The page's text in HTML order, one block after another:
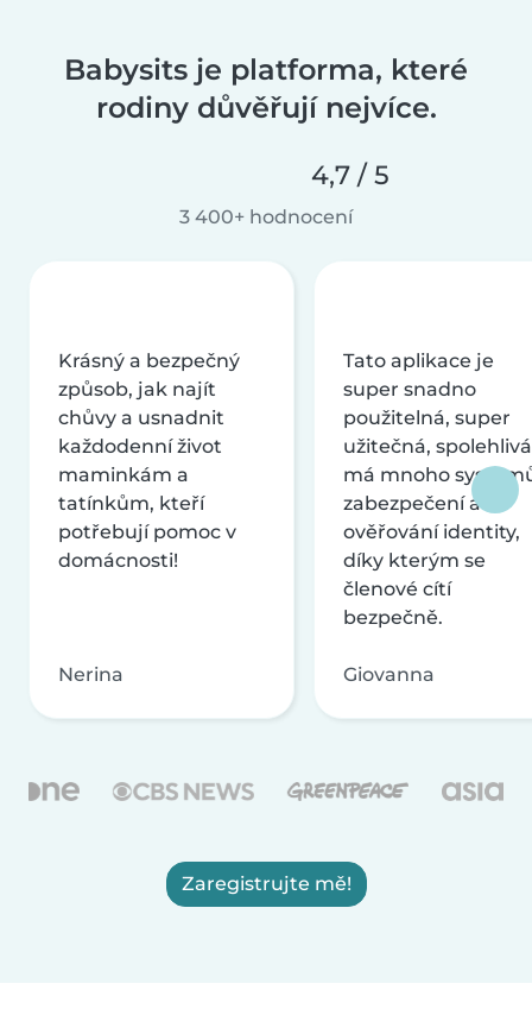
Babysits je platforma, které
rodiny důvěřují nejvíce.
4,7 / 5
3 400+ hodnocení
Krásný a bezpečný
způsob, jak najít
chůvy a usnadnit
každodenní život
maminkám a
tatínkům, kteří
potřebují pomoc v
domácnosti!
Nerina
Tato aplikace je
super snadno
použitelná, super
užitečná,
má mnoho
zabezpečení a
ověřování identity,
díky kterým se
členové cítí
bezpečně.
Giovanna
Zaregistrujte mě!